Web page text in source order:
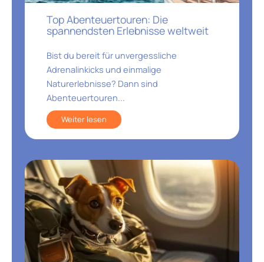
Top Abenteuertouren: Die
spannendsten Erlebnisse weltweit
Bist du bereit für unvergessliche
Adrenalinkicks und einmalige
Naturerlebnisse? Dann sind
Abenteuertouren...
Weiter lesen